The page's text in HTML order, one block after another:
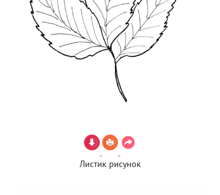
Листик рисунок